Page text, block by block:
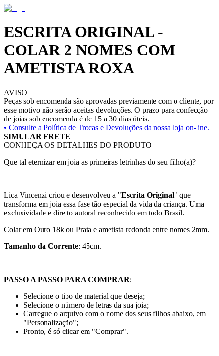
ESCRITA ORIGINAL -
COLAR 2 NOMES COM
AMETISTA ROXA
AVISO
Peças sob encomenda são aprovadas previamente com o cliente, por
esse motivo não serão aceitas devoluções. O prazo para confecção
de joias sob encomenda é de 15 a 30 dias úteis.
• Consulte a Política de Trocas e Devoluções da nossa loja on-line.
SIMULAR FRETE
CONHEÇA OS DETALHES DO PRODUTO
Que tal eternizar em joia as primeiras letrinhas do seu filho(a)?
Lica Vincenzi criou e desenvolveu a "Escrita Original" que
transforma em joia essa fase tão especial da vida da criança. Uma
exclusividade e direito autoral reconhecido em todo Brasil.
Colar em Ouro 18k ou Prata e ametista redonda entre nomes 2mm.
Tamanho da Corrente: 45cm.
PASSO A PASSO PARA COMPRAR:
Selecione o tipo de material que deseja;
Selecione o número de letras da sua joia;
Carregue o arquivo com o nome dos seus filhos abaixo, em
"Personalização";
Pronto, é só clicar em "Comprar".